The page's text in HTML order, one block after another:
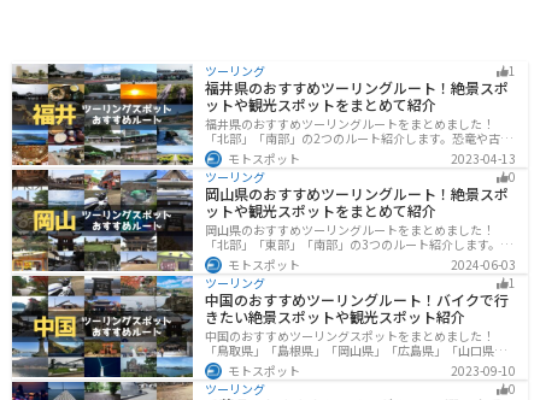
り、ゆかりの地を巡るのもおすすめです。
ツーリング 1
福井県のおすすめツーリングルート！絶景スポ
ットや観光スポットをまとめて紹介
福井県のおすすめツーリングルートをまとめました！
「北部」「南部」の2つのルート紹介します。恐竜や古代
遺跡、温泉地など魅力に溢れるスポットが多数ありま
す。バイクで福井県にツーリングに行く際は参考にして
ください。
モトスポット
2023-04-13
ツーリング
0
岡山県のおすすめツーリングルート！絶景スポ
ットや観光スポットをまとめて紹介
岡山県のおすすめツーリングルートをまとめました！
「北部」「東部」「南部」の3つのルート紹介します。岡
山市や倉敷市など、歴史ある街並みも魅力的で、バイク
ツーリングに最適なスポットが多数あります。バイクで
岡山県にツーリングに行く際は参考にしてください。
モトスポット
2024-06-03
ツーリング
1
中国のおすすめツーリングルート！バイクで行
きたい絶景スポットや観光スポット紹介
中国のおすすめツーリングスポットをまとめました！
「鳥取県」「島根県」「岡山県」「広島県」「山口県」
の各県の観光地紹介します。自然豊かな山々や湖、温泉
地が点在し、四季折々の景色を楽しめるスポットが多数
あります。バイクで中国にツーリングに行く際は参考に
モトスポット
2023-09-10
ツーリング
0